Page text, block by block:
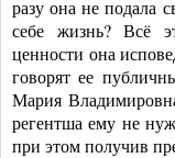
разу она не подала
себе жизнь? Всё
ценности она
говорят ее
Мария
регентша ему не
при этом получив